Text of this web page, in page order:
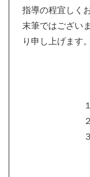
指導の程宜しく
末筆ではござい
り申し上げます。